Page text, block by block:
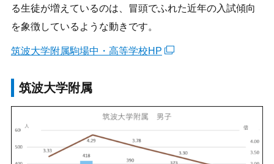
る生徒が増えているのは、冒頭でふれた近年の入試傾向
を象徴しているような動きです。
筑波大学附属駒場中・高等学校HP
筑波大学附属